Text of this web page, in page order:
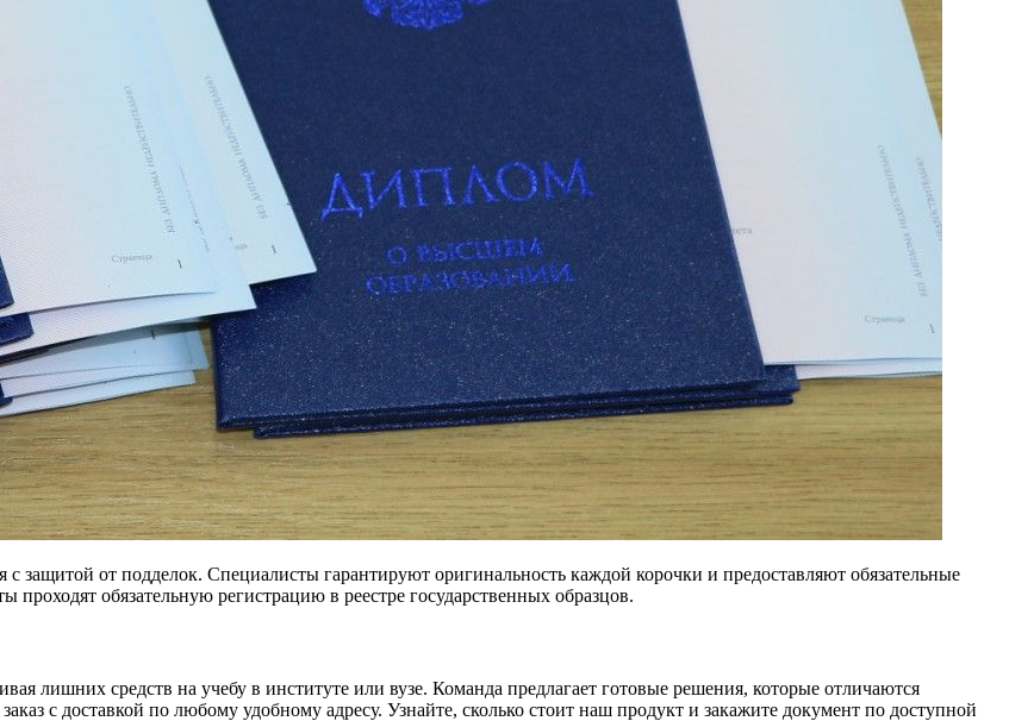
защитой от подделок. Специалисты гарантируют оригинальность каждой корочки и предоставляют обязательные
обязательную регистрацию в реестре государственных образцов.
лишних средств на учебу в институте или вузе. Команда предлагает готовые решения, которые отличаются
с доставкой по любому удобному адресу. Узнайте, сколько стоит наш продукт и закажите документ по доступной